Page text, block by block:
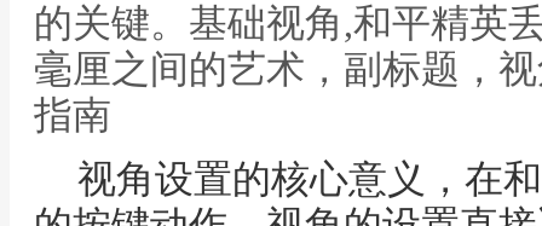
的关键。基础视角,和平精英
毫厘之间的艺术，副标题，
指南
视角设置的核心意义，在